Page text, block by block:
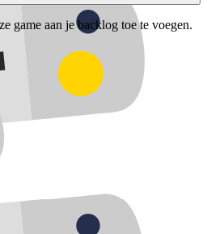
game aan je backlog toe te voegen.